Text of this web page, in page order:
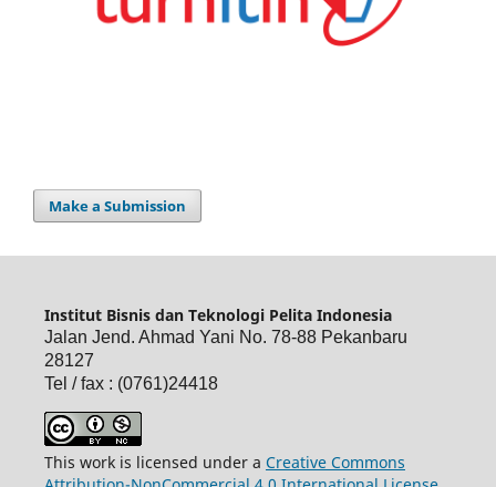
Make a Submission
Institut Bisnis dan Teknologi Pelita Indonesia
Jalan Jend. Ahmad Yani No. 78-88 Pekanbaru
28127
Tel / fax : (0761)24418
This work is licensed under a Creative Commons